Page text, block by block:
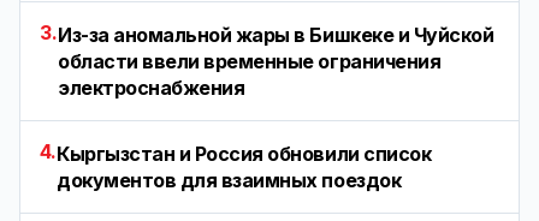
3.Из-за аномальной жары в Бишкеке и Чуйской
области ввели временные ограничения
электроснабжения
4.Кыргызстан и Россия обновили список
документов для взаимных поездок